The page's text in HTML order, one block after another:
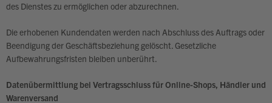
des Dienstes zu ermöglichen oder abzurechnen.
Die erhobenen Kundendaten werden nach Abschluss des Auftrags oder
Beendigung der Geschäftsbeziehung gelöscht. Gesetzliche
Aufbewahrungsfristen bleiben unberührt.
Datenübermittlung bei Vertragsschluss für Online-Shops, Händler und
Warenversand